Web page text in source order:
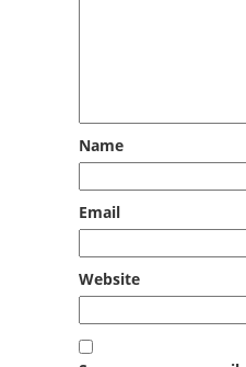
Name
Email
Website